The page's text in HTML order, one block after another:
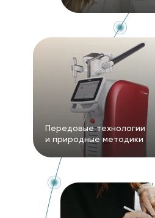
Передовые технологии
и природные методики